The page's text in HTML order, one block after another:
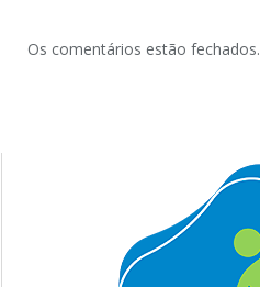
Os comentários estão fechados.